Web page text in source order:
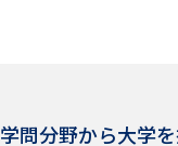
学問分野から大学